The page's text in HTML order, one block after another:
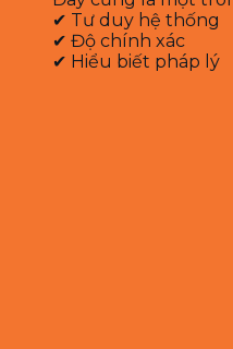
✔ Tư duy hệ thống
✔ Độ chính xác
✔ Hiểu biết pháp lý